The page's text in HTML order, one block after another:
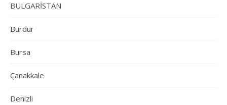
BULGARİSTAN
Burdur
Bursa
Çanakkale
Denizli